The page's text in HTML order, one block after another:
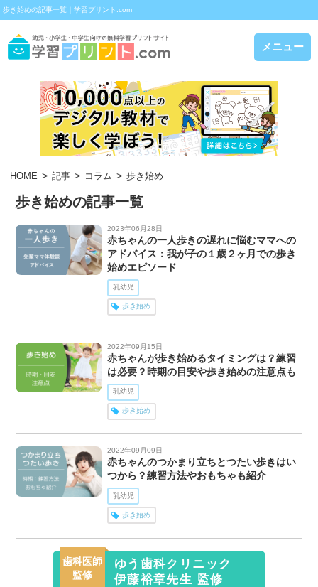
歩き始めの記事一覧｜学習プリント.com
メニュー
HOME 記事 コラム 歩き始め
歩き始めの記事一覧
2023年06月28日
赤ちゃんの一人歩きの遅れに悩むママへの
アドバイス：我が子の１歳２ヶ月での歩き
始めエピソード
乳幼児
歩き始め
2022年09月15日
赤ちゃんが歩き始めるタイミングは？練習
は必要？時期の目安や歩き始めの注意点も
乳幼児
歩き始め
2022年09月09日
赤ちゃんのつかまり立ちとつたい歩きはい
つから？練習方法やおもちゃも紹介
乳幼児
歩き始め
歯科医師
監修
ゆう歯科クリニック
伊藤裕章先生 監修